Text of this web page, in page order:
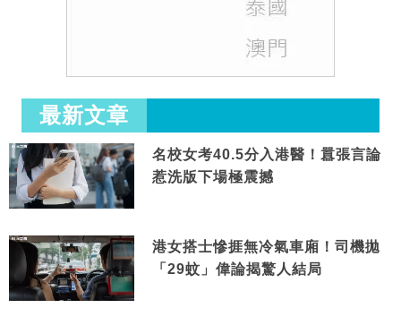
最新文章
名校女考40.5分入港醫！囂張言論
惹洗版下場極震撼
港女搭士慘捱無冷氣車廂！司機拋
「29蚊」偉論揭驚人結局